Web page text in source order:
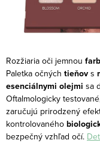
Rozžiaria oči jemnou
Paletka očných tieňov s
esenciálnymi olejmi sa
Oftalmologicky
zaručujú prirodzený
kontrolovaného
bezpečný vzhľad očí.